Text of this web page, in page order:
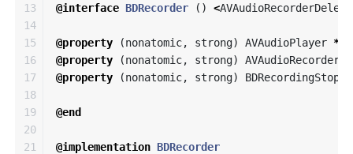
13
14
15
16
17
18
19
20
21
@interface BDRecorder () <
@property (nonatomic, strong) AVAudioPlayer *
@property
(nonatomic, strong) AVAudioRecorder
@property
(nonatomic, strong)
@end
@implementation BDRecorder